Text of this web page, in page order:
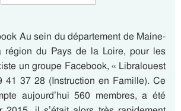
Au sein du département de Maine-
région du Pays de la Loire, pour les
un groupe Facebook, « Libralouest
41 37 28 (Instruction en Famille). Ce
aujourd’hui 560 membres, a été